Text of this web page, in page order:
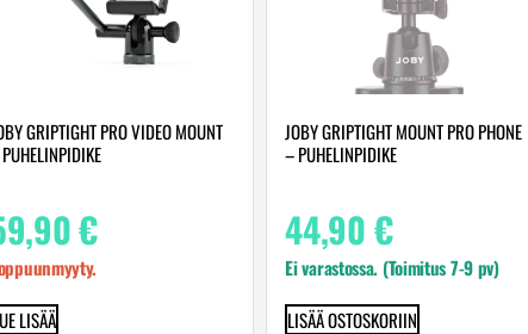
GRIPTIGHT PRO VIDEO MOUNT
€
LISÄÄ
JOBY GRIPTIGHT MOUNT PRO PHONE
– PUHELINPIDIKE
44,90€
Ei varastossa. (Toimitus 7-9 pv)
LISÄÄ OSTOSKORIIN